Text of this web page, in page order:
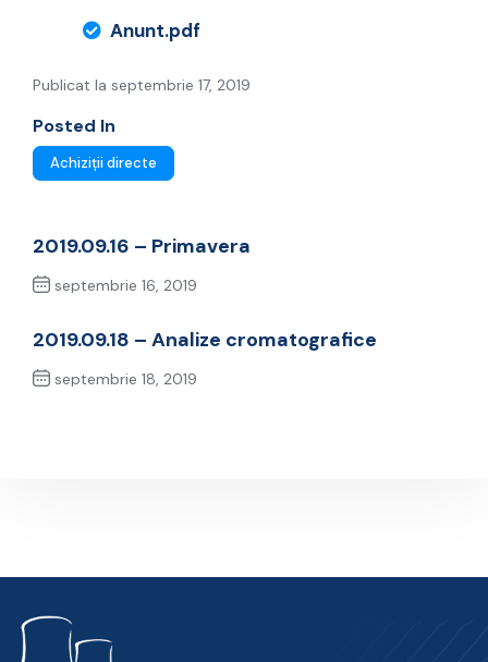
Anunt.pdf
Publicat la septembrie 17, 2019
Posted In
Achiziții directe
2019.09.16 – Primavera
septembrie 16, 2019
2019.09.18 – Analize cromatografice
septembrie 18, 2019